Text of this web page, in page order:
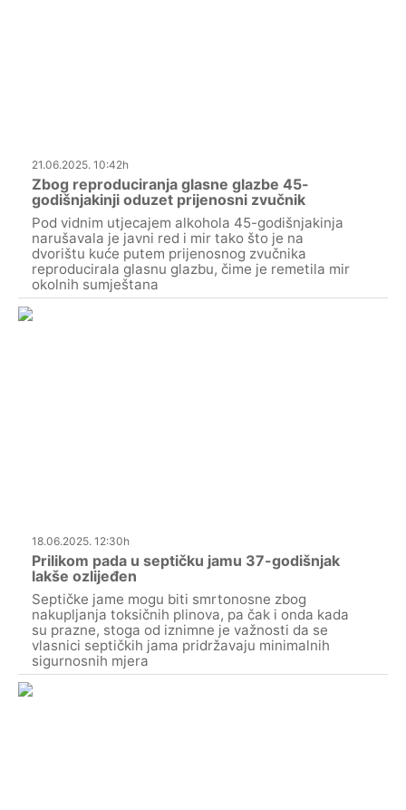
21.06.2025. 10:42h
Zbog reproduciranja glasne glazbe 45-
godišnjakinji oduzet prijenosni zvučnik
Pod vidnim utjecajem alkohola 45-godišnjakinja
narušavala je javni red i mir tako što je na
dvorištu kuće putem prijenosnog zvučnika
reproducirala glasnu glazbu, čime je remetila mir
okolnih sumještana
18.06.2025. 12:30h
Prilikom pada u septičku jamu 37-godišnjak
lakše ozlijeđen
Septičke jame mogu biti smrtonosne zbog
nakupljanja toksičnih plinova, pa čak i onda kada
su prazne, stoga od iznimne je važnosti da se
vlasnici septičkih jama pridržavaju minimalnih
sigurnosnih mjera